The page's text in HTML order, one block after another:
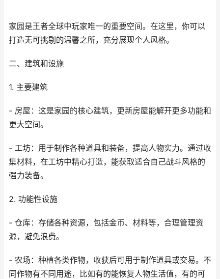
家园是王者全球中玩家唯一的重要空间。在这里，你可以
打造无可挑剔的温馨之所，充分展现个人风格。
二、建筑和设施
1. 主要建筑
- 房屋：这是家园的核心建筑，更新房屋能解开更多功能和
更大空间。
- 工坊：用于制作各种道具和装备，提高人物实力。通过收
集材料，在工坊中精心打造，能获取适合自己战斗风格的
强力装备。
2. 功能性设施
- 仓库：存储各种资源，包括金币、材料等，合理管理资
源，避免浪费。
- 农场：种植各类作物，收获后可用于制作道具或交易。不
同作物有不同用途，比如有的能恢复人物生活值，有的可